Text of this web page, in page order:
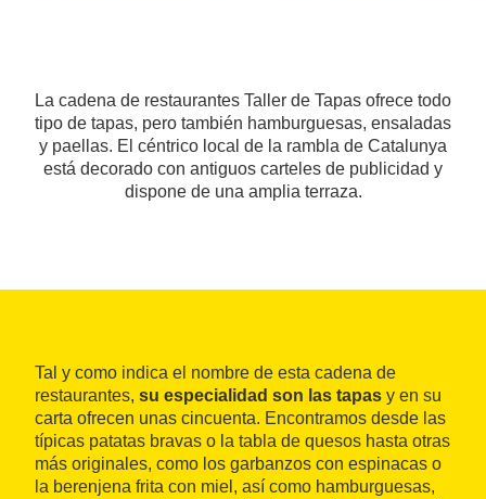
La cadena de restaurantes Taller de Tapas ofrece todo
tipo de tapas, pero también hamburguesas, ensaladas
y paellas. El céntrico local de la rambla de Catalunya
está decorado con antiguos carteles de publicidad y
dispone de una amplia terraza.
Tal y como indica el nombre de esta cadena de
restaurantes, su especialidad son las tapas y en su
carta ofrecen unas cincuenta. Encontramos desde las
típicas patatas bravas o la tabla de quesos hasta otras
más originales, como los garbanzos con espinacas o
la berenjena frita con miel, así como hamburguesas,